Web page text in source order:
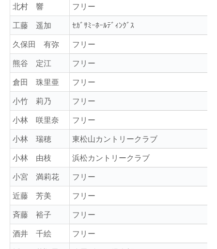
北村 響
フリー
工藤 遥加
ｾｶﾞｻﾐｰﾎｰﾙﾃﾞｨﾝｸﾞｽ
久保田 有弥
フリー
熊谷 定江
フリー
倉田 珠里亜
フリー
小竹 莉乃
フリー
小林 咲里奈
フリー
小林 瑞穂
東松山カントリークラブ
小林 由枝
浜松カントリークラブ
小宮 満莉花
フリー
近藤 芳美
フリー
斉藤 裕子
フリー
酒井 千絵
フリー